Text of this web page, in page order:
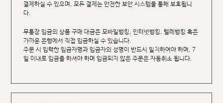
결제하실 수 있으며, 모든 결제는 안전한 보안 시스템을 통해 보호됩니
다.
무통장 입금의 상품 구매 대금은 모바일뱅킹, 인터넷뱅킹, 텔레뱅킹 혹은
가까운 은행에서 직접 입금하실 수 있습니다.
주문 시 입력한 입금자명과 입금자의 성명이 반드시 일치하여야 하며, 7
일 이내로 입금을 하셔야 하며 입금되지 않은 주문은 자동취소 됩니다.